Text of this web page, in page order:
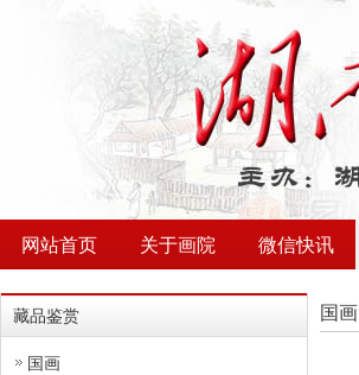
网站首页 关于画院 微信快讯
藏品鉴赏
国画
国画